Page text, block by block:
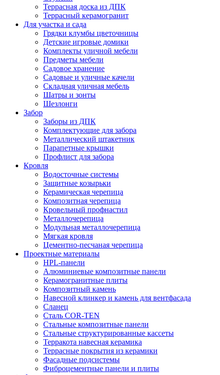
Террасная доска из ДПК
Террасный керамогранит
Для участка и сада
Грядки клумбы цветочницы
Детские игровые домики
Комплекты уличной мебели
Предметы мебели
Садовое хранение
Садовые и уличные качели
Складная уличная мебель
Шатры и зонты
Шезлонги
Забор
Заборы из ДПК
Комплектующие для забора
Металлический штакетник
Парапетные крышки
Профлист для забора
Кровля
Водосточные системы
Защитные козырьки
Керамическая черепица
Композитная черепица
Кровельный профнастил
Металлочерепица
Модульная металлочерепица
Мягкая кровля
Цементно-песчаная черепица
Проектные материалы
HPL-панели
Алюминиевые композитные панели
Керамогранитные плиты
Композитный камень
Навесной клинкер и камень для вентфасада
Сланец
Сталь COR-TEN
Стальные композитные панели
Стальные структурированные кассеты
Терракота навесная керамика
Террасные покрытия из керамики
Фасадные подсистемы
Фиброцементные панели и плиты